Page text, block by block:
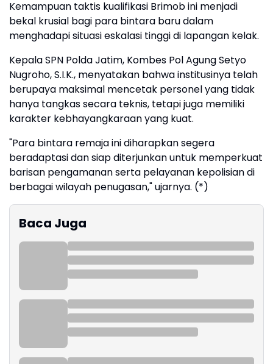
Kemampuan taktis kualifikasi Brimob ini menjadi
bekal krusial bagi para bintara baru dalam
menghadapi situasi eskalasi tinggi di lapangan kelak.
Kepala SPN Polda Jatim, Kombes Pol Agung Setyo
Nugroho, S.I.K., menyatakan bahwa institusinya telah
berupaya maksimal mencetak personel yang tidak
hanya tangkas secara teknis, tetapi juga memiliki
karakter kebhayangkaraan yang kuat.
"Para bintara remaja ini diharapkan segera
beradaptasi dan siap diterjunkan untuk memperkuat
barisan pengamanan serta pelayanan kepolisian di
berbagai wilayah penugasan," ujarnya. (*)
Baca Juga